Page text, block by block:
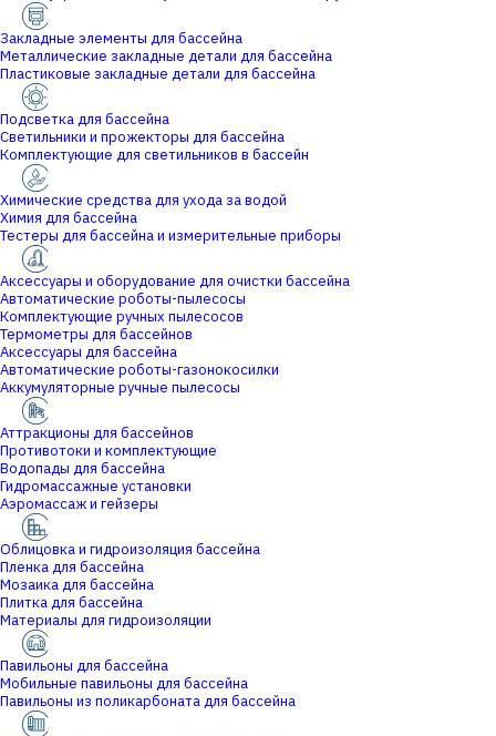
Закладные элементы для бассейна
Металлические закладные детали для бассейна
Пластиковые закладные детали для бассейна
Подсветка для бассейна
Светильники и прожекторы для бассейна
Комплектующие для светильников в бассейн
Химические средства для ухода за водой
Химия для бассейна
Тестеры для бассейна и измерительные приборы
Аксессуары и оборудование для очистки бассейна
Автоматические роботы-пылесосы
Комплектующие ручных пылесосов
Термометры для бассейнов
Аксессуары для бассейна
Автоматические роботы-газонокосилки
Аккумуляторные ручные пылесосы
Аттракционы для бассейнов
Противотоки и комплектующие
Водопады для бассейна
Гидромассажные установки
Аэромассаж и гейзеры
Облицовка и гидроизоляция бассейна
Пленка для бассейна
Мозаика для бассейна
Плитка для бассейна
Материалы для гидроизоляции
Павильоны для бассейна
Мобильные павильоны для бассейна
Павильоны из поликарбоната для бассейна